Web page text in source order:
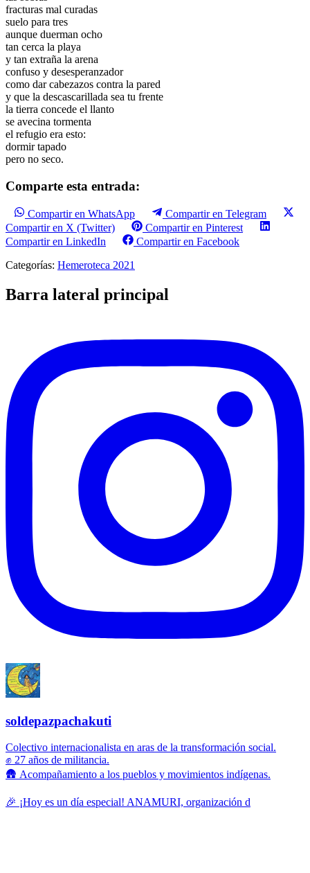
fracturas mal curadas
suelo para tres
aunque duerman ocho
tan cerca la playa
y tan extraña la arena
confuso y desesperanzador
como dar cabezazos contra la pared
y que la descascarillada sea tu frente
la tierra concede el llanto
se avecina tormenta
el refugio era esto:
dormir tapado
pero no seco.
Comparte esta entrada:
Compartir en WhatsApp
Compartir en Telegram
Compartir en X (Twitter)
Compartir en Pinterest
Compartir en LinkedIn
Compartir en Facebook
Categorías: Hemeroteca 2021
Barra lateral principal
soldepazpachakuti
Colectivo internacionalista en aras de la transformación social.
✊ 27 años de militancia.
🛖 Acompañamiento a los pueblos y movimientos indígenas.
🎉 ¡Hoy es un día especial! ANAMURI, organización d